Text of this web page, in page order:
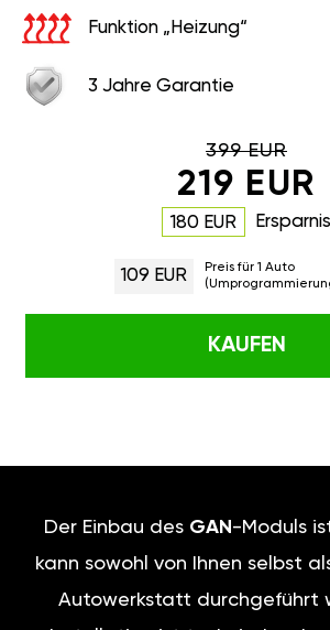
Funktion „Heizung“
3 Jahre Garantie
399 EUR
219 EUR
180 EUR Ersparnis
109 EUR
Preis für 1 Auto
KAUFEN
Der Einbau des GAN -Moduls
kann sowohl von Ihnen selbst
Autowerkstatt durchgeführt